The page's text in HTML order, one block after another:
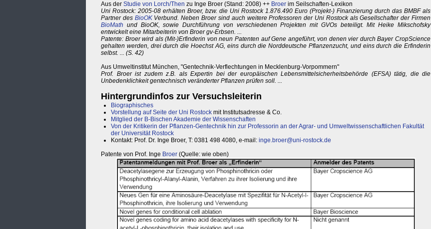
Aus der Studie von Lorch/Then zu Inge Broer (Stand: 2008) ++ Broer im Seilschaften-Lexikon
Uni Rostock: 2005-08 erhälten Broer, bzw. die Uni Rostock 1.876.490 Euro (Projekt-) Finanzierung durch das BMBF als
Partner des BioOKVerbund. Neben Broer sind auch weitere Professoren der Uni Rostock als Gesellschafter der Firmen
BioMath und BioOK, sowie Durchführung von verschiedenen Projekten mit GVOs beteiligt. Mit Heike Mikschofsky
entwickelt eine Mitarbeiterin von Broer gv-Erbsen. ...
Patente: Broer wird als (Mit-)Erfinderin von neun Patenten auf Gene angeführt, von denen vier durch Bayer CropScience
gehalten werden, drei durch die Hoechst AG, eins durch die Norddeutsche Pflanzenzucht, und eins durch die Erfinderin
selbst. ... (S. 42)
Aus Umweltinstitut München, "Gentechnik-Verflechtungen in Mecklenburg-Vorpommern"
Prof. Broer ist zudem z.B. als Expertin bei der europäischen Lebensmittelsicherheitsbehörde (EFSA) tätig, die die
Unbedenklichkeit gentechnisch veränderter Pflanzen prüfen soll. ...
Hintergrundinfos zur Versuchsleiterin
Biographisches
Vorstellung auf Seite der Uni Rostock mit Institutsadresse & Co.
Mitglied der B-Bischen Akademie der Wissenschaften
Von der Kritikerin der Pflanzen-Gentechnik hin zur Professorin an der Agrar- und Umweltwissenschaftlichen Fakultät
der Universität Rostock
Kontakt: Prof. Dr. Inge Broer, T: 0381 498 4080, e-mail: inge.broer@uni-rostock.de
Patente von Prof. Inge Broer (Quelle: wie oben)